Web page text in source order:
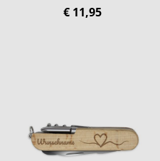
€ 11,95